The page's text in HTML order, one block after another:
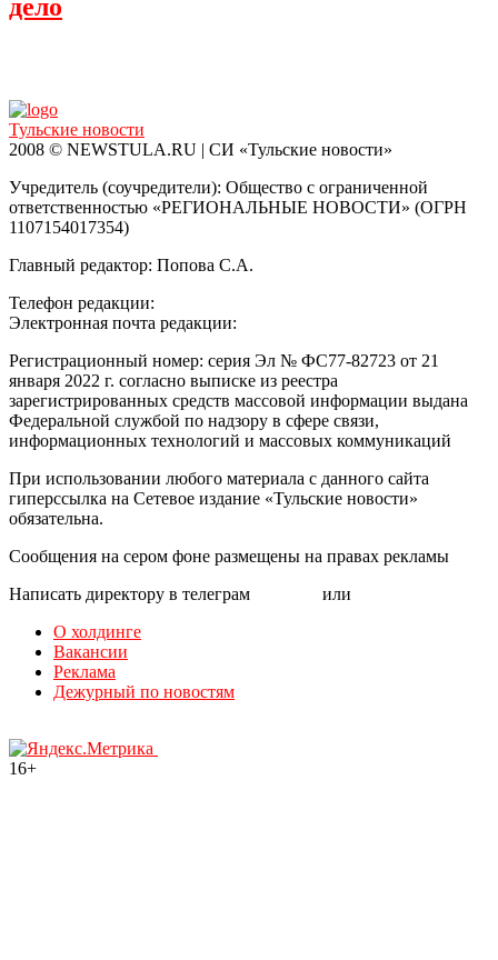
дело
Тульские новости
2008 © NEWSTULA.RU | СИ «Тульские новости»
Учредитель (соучредители): Общество с ограниченной
ответственностью «РЕГИОНАЛЬНЫЕ НОВОСТИ» (ОГРН
1107154017354)
Главный редактор: Попова С.А.
Телефон редакции:
Электронная почта редакции:
Регистрационный номер: серия Эл № ФС77-82723 от 21
января 2022 г. согласно выписке из реестра
зарегистрированных средств массовой информации выдана
Федеральной службой по надзору в сфере связи,
информационных технологий и массовых коммуникаций
При использовании любого материала с данного сайта
гиперссылка на Сетевое издание «Тульские новости»
обязательна.
Сообщения на сером фоне размещены на правах рекламы
Написать директору в телеграм
или
О холдинге
Вакансии
Реклама
Дежурный по новостям
16+